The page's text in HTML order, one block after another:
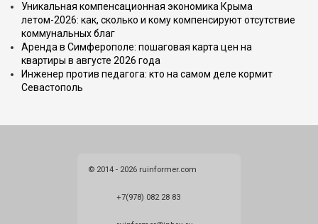
Уникальная компенсационная экономика Крыма
летом-2026: как, сколько и кому компенсируют отсутствие
коммунальных благ
Аренда в Симферополе: пошаговая карта цен на
квартиры в августе 2026 года
Инженер против педагога: кто на самом деле кормит
Севастополь
© 2014 - 2026 ruinformer.com
+7(978) 082 28 83